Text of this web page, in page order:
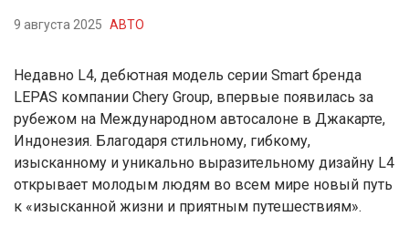
9 августа 2025 АВТО
Недавно L4, дебютная модель серии Smart бренда
LEPAS компании Chery Group, впервые появилась за
рубежом на Международном автосалоне в Джакарте,
Индонезия. Благодаря стильному, гибкому,
изысканному и уникально выразительному дизайну L4
открывает молодым людям во всем мире новый путь
к «изысканной жизни и приятным путешествиям».